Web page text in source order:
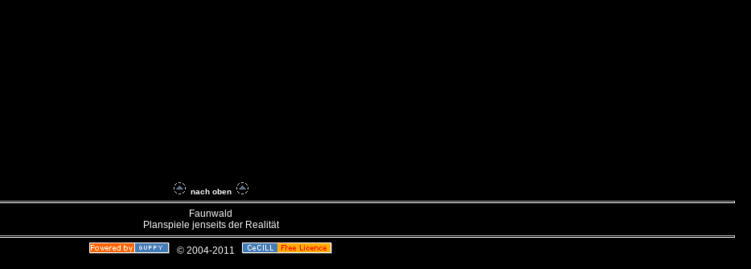
nach oben
Faunwald
Planspiele jenseits der Realität
© 2004-2011